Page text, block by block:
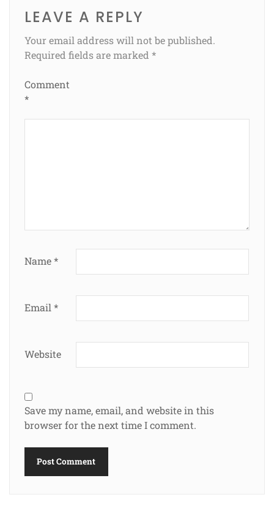
LEAVE A REPLY
Your email address will not be published.
Required fields are marked *
Comment
*
Name*
Email *
Website
Save my name, email, and website in this
browser for the next time I comment.